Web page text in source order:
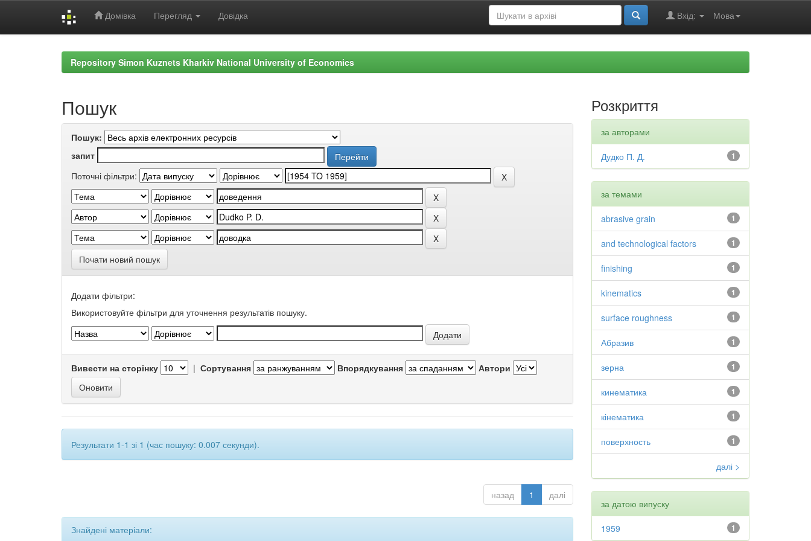
Домівка Перегляд Довідка Мова
Вхід:
Repository Simon Kuznets Kharkiv National University of Economics
Пошук
Пошук:
запит
Поточні фільтри:
Почати новий пошук
Додати фільтри:
Використовуйте фільтри для уточнення результатів пошуку.
Вивести на сторінку | Сортування Впорядкування Автори
Результати 1-1 зі 1 (час пошуку: 0.007 секунди).
назад 1 далі
Знайдені матеріали:
Розкриття
за авторами
1
Дудко П. Д.
за темами
1
abrasive grain
1
and technological factors
1
finishing
1
kinematics
1
surface roughness
1
Абразив
1
зерна
1
кинематика
1
кінематика
1
поверхность
далі >
за датою випуску
1
1959